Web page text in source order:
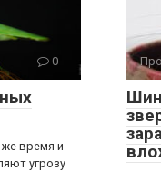
0
время и
угрозу